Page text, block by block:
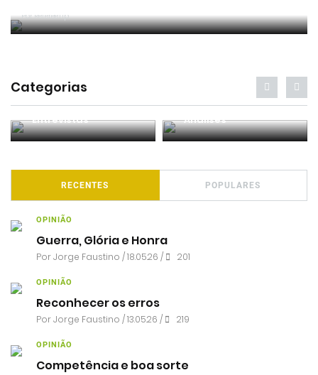
Por RefereeTip
Categorias
Entrevistas Análises
RECENTES POPULARES
OPINIÃO
Guerra, Glória e Honra
PorJorge Faustino / 18.05.26 / 201
OPINIÃO
Reconhecer os erros
PorJorge Faustino / 13.05.26 / 219
OPINIÃO
Competência e boa sorte